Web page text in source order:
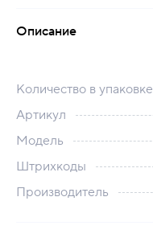
Описание
Количество в упаковке
Артикул
Модель
Штрихкоды
Производитель